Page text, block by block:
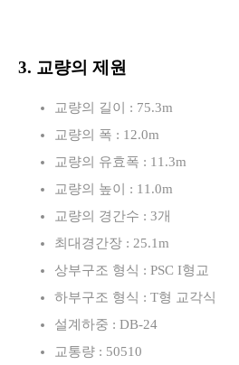
3. 교량의 제원
교량의 길이 : 75.3m
교량의 폭 : 12.0m
교량의 유효폭 : 11.3m
교량의 높이 : 11.0m
교량의 경간수 : 3개
최대경간장 : 25.1m
상부구조 형식 : PSC I형교
하부구조 형식 : T형 교각식
설계하중 : DB-24
교통량 : 50510